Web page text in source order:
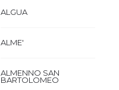
ALGUA
ALME'
ALMENNO SAN
BARTOLOMEO